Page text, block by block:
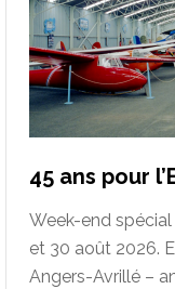
45 ans pour
Week-end
et 30 août 2026.
Angers-Avrillé –